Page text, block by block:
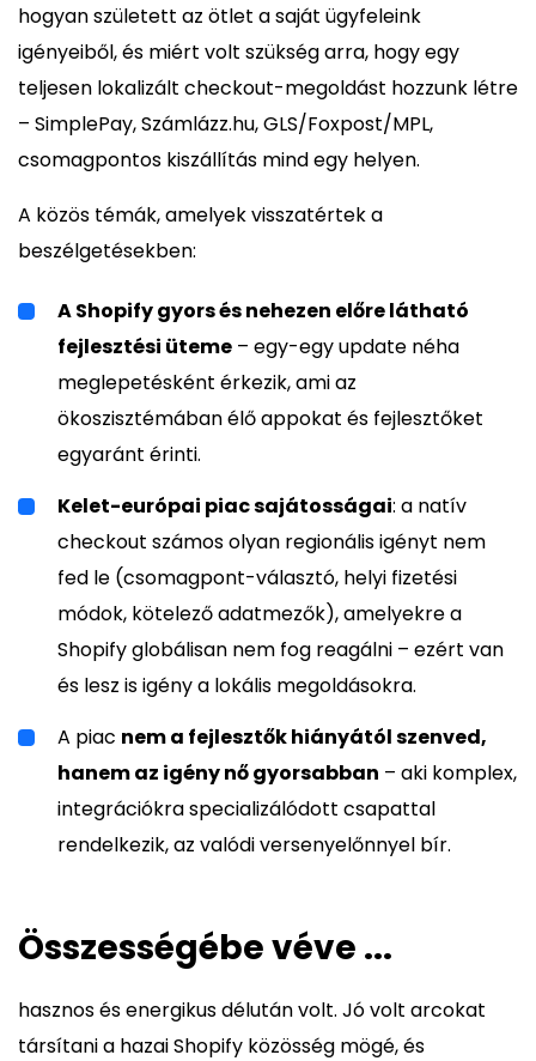
hogyan született az ötlet a saját ügyfeleink
igényeiből, és miért volt szükség arra, hogy egy
teljesen lokalizált checkout-megoldást hozzunk létre
– SimplePay, Számlázz.hu, GLS/Foxpost/MPL,
csomagpontos kiszállítás mind egy helyen.
A közös témák, amelyek visszatértek a
beszélgetésekben:
A Shopify gyors és nehezen előre látható
fejlesztési üteme – egy-egy update néha
meglepetésként érkezik, ami az
ökoszisztémában élő appokat és fejlesztőket
egyaránt érinti.
Kelet-európai piac sajátosságai: a natív
checkout számos olyan regionális igényt nem
fed le (csomagpont-választó, helyi fizetési
módok, kötelező adatmezők), amelyekre a
Shopify globálisan nem fog reagálni – ezért van
és lesz is igény a lokális megoldásokra.
A piac nem a fejlesztők hiányától szenved,
hanem az igény nő gyorsabban – aki komplex,
integrációkra specializálódott csapattal
rendelkezik, az valódi versenyelőnnyel bír.
Összességébe véve ...
hasznos és energikus délután volt. Jó volt arcokat
társítani a hazai Shopify közösség mögé, és